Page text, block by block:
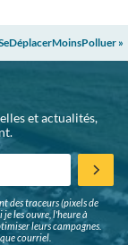
»
et actualités,
des traceurs (pixels de
je les ouvre, l'heure à
leurs campagnes.
courriel.